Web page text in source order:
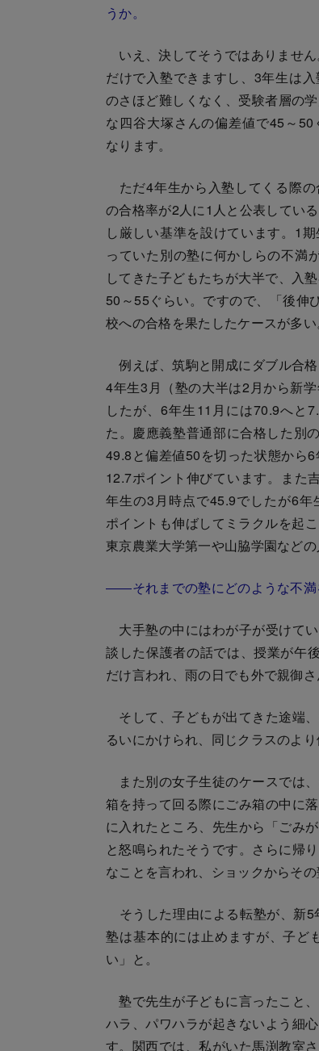
うか。
いえ、決してそうではありません
だけで入塾できますし、3年生は入
のさほど難しくなく、受験者層の学
な四谷大塚さんの偏差値で45～
なります。
ただ4年生から入塾してくる際の
の合格率が2人に1人と公表してい
し厳しい基準を設けています。1
っていた別の塾に何かしらの不満
してきた子どもたちが大半で、入
50～55ぐらい。ですので、「後伸
校への合格を果たしたケースが多い
例えば、筑駒と開成にダブル合
4年生3月（塾の大半は2月から新
したが、6年生11月には70.9へと
た。慶應義塾普通部に合格した別
49.8と偏差値50を切った状態から
12.7ポイント伸びています。また
年生の3月時点で45.9でしたが6年
ポイントも伸ばしてミラクルを起
東京農業大学第一や山脇学園などの
――それまでの塾にどのような不満
大手塾の中にはわが子が受けて
談した保護者の話では、授業が午
だけ言われ、雨の日でも外で親御
そして、子どもが出てきた途端
るいにかけられ、同じクラスのよ
また別の女子生徒のケースでは
箱を持って回る際にごみ箱の中に
に入れたところ、先生から「ごみ
と怒鳴られたそうです。さらに帰
なことを言われ、ショックからそ
そうした理由による転塾が、新
塾は基本的には止めますが、子ど
い」と。
塾で先生が子どもに言ったこと
ハラ、パワハラが起きないよう細
す。関西では、私がいた馬渕教室